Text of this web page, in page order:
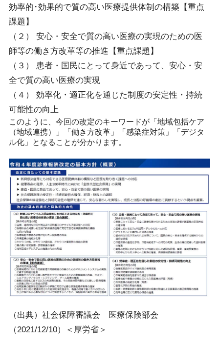
効率的･効果的で質の高い医療提供体制の構築【重点
課題】
（２） 安心・安全で質の高い医療の実現のための医
師等の働き方改革等の推進【重点課題】
（３） 患者・国民にとって身近であって、安心・安
全で質の高い医療の実現
（４） 効率化・適正化を通じた制度の安定性・持続
可能性の向上
このように、今回の改定のキーワードが「地域包括ケア
（地域連携）」「働き方改革」「感染症対策」「デジタ
ル化」となることが分かります。
（出典）社会保障審議会 医療保険部会
（2021/12/10）＜厚労省＞